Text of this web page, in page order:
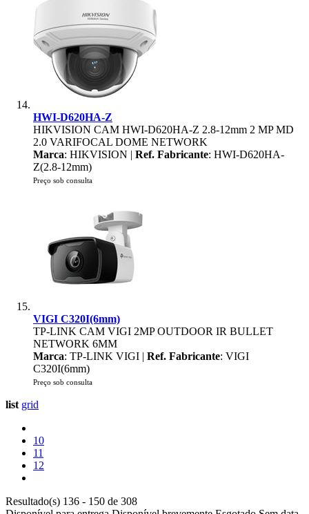
HWI-D620HA-Z
HIKVISION CAM HWI-D620HA-Z 2.8-12mm 2 MP MD
2.0 VARIFOCAL DOME NETWORK
Marca: HIKVISION | Ref. Fabricante: HWI-D620HA-
Z(2.8-12mm)
Preço sob consulta
VIGI C320I(6mm)
TP-LINK CAM VIGI 2MP OUTDOOR IR BULLET
NETWORK 6MM
Marca: TP-LINK VIGI | Ref. Fabricante: VIGI
C320I(6mm)
Preço sob consulta
list grid
10
11
12
Resultado(s) 136 - 150 de 308